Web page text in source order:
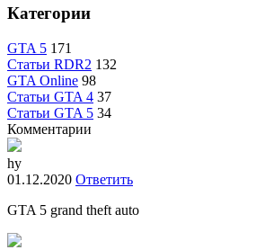
Категории
GTA 5 171
Статьи RDR2 132
GTA Online 98
Статьи GTA 4 37
Статьи GTA 5 34
Комментарии
hy
01.12.2020 Ответить
GTA 5 grand theft auto